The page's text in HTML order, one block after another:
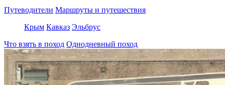
Путеводители Маршруты и путешествия
Крым Кавказ Эльбрус
Что взять в поход Однодневный поход